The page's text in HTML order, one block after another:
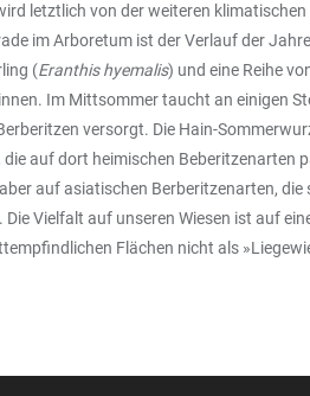
letztlich von der weiteren
im Arboretum ist der Verlauf der
(Eranthis hyemalis) und eine Reihe
Im Mittsommer taucht an einigen
versorgt. Die Hain-
auf dort heimischen Beberitzenarten
auf asiatischen Berberitzenarten, die
Vielfalt auf unseren Wiesen ist auf
Flächen nicht als